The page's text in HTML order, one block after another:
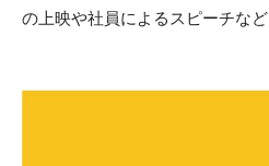
の上映や社員によるスピーチなど